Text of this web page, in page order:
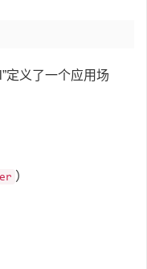
定义了一个应用场
）